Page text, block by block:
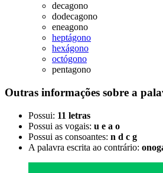
decagono
dodecagono
eneagono
heptágono
hexágono
octógono
pentagono
Outras informações sobre a
Possui: 11 letras
Possui as vogais: u e a o
Possui as consoantes: n d c g
A palavra escrita ao contrário: